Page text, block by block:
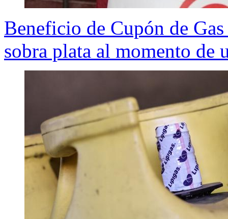
Beneficio de Cupón de
sobra plata al momento de